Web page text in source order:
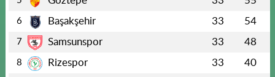
6 Başakşehir 33 54
7 Samsunspor 33 48
8 Rizespor 33 40